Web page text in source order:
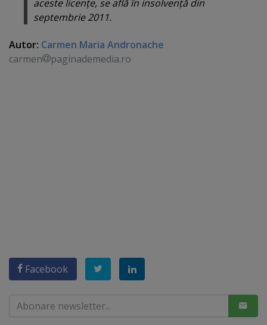
aceste licenţe, se află în insolvenţă din
septembrie 2011.
Autor: Carmen Maria Andronache
carmen
paginademedia.ro
Facebook